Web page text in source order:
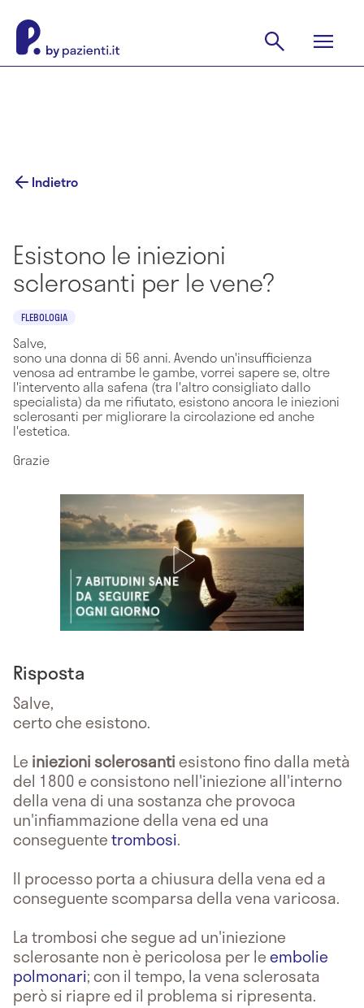
Indietro
Esistono le iniezioni
sclerosanti per le vene?
FLEBOLOGIA
Salve,
sono una donna di 56 anni. Avendo un'insufficienza
venosa ad entrambe le gambe, vorrei sapere se, oltre
l'intervento alla safena (tra l'altro consigliato dallo
specialista) da me rifiutato, esistono ancora le iniezioni
sclerosanti per migliorare la circolazione ed anche
l'estetica.
Grazie
Risposta
Salve,
certo che esistono.
Le iniezioni sclerosantiesistono fino dalla metà
del 1800 e consistono nell'iniezione all'interno
della vena di una sostanza che provoca
un'infiammazione della vena ed una
conseguentetrombosi.
Il processo porta a chiusura della vena ed a
conseguente scomparsa della vena varicosa.
La trombosi che segue ad un'iniezione
sclerosante non è pericolosa per leembolie
polmonari; con il tempo, la vena sclerosata
però si riapre ed il problema si ripresenta.